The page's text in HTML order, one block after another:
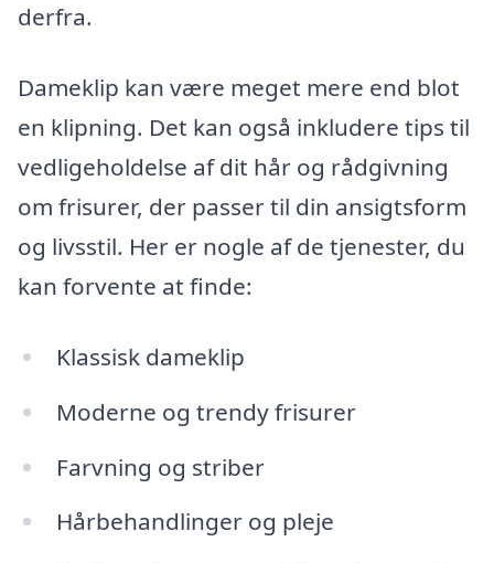
derfra.
Dameklip kan være meget mere end blot
en klipning. Det kan også inkludere tips til
vedligeholdelse af dit hår og rådgivning
om frisurer, der passer til din ansigtsform
og livsstil. Her er nogle af de tjenester, du
kan forvente at finde:
Klassisk dameklip
Moderne og trendy frisurer
Farvning og striber
Hårbehandlinger og pleje